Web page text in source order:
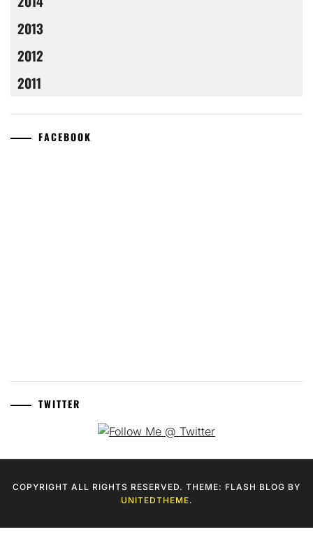
2013
2012
2011
FACEBOOK
TWITTER
COPYRIGHT ALL RIGHTS RESERVED. THEME: FLASH BLOG BY
UNITEDTHEME.